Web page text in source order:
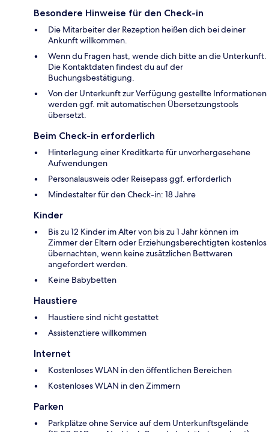
Besondere Hinweise für den Check-in
Die Mitarbeiter der Rezeption heißen dich bei deiner
Ankunft willkommen.
Wenn du Fragen hast, wende dich bitte an die Unterkunft.
Die Kontaktdaten findest du auf der
Buchungsbestätigung.
Von der Unterkunft zur Verfügung gestellte Informationen
werden ggf. mit automatischen Übersetzungstools
übersetzt.
Beim Check-in erforderlich
Hinterlegung einer Kreditkarte für unvorhergesehene
Aufwendungen
Personalausweis oder Reisepass ggf. erforderlich
Mindestalter für den Check-in: 18 Jahre
Kinder
Bis zu 12 Kinder im Alter von bis zu 1 Jahr können im
Zimmer der Eltern oder Erziehungsberechtigten kostenlos
übernachten, wenn keine zusätzlichen Bettwaren
angefordert werden.
Keine Babybetten
Haustiere
Haustiere sind nicht gestattet
Assistenztiere willkommen
Internet
Kostenloses WLAN in den öffentlichen Bereichen
Kostenloses WLAN in den Zimmern
Parken
Parkplätze ohne Service auf dem Unterkunftsgelände